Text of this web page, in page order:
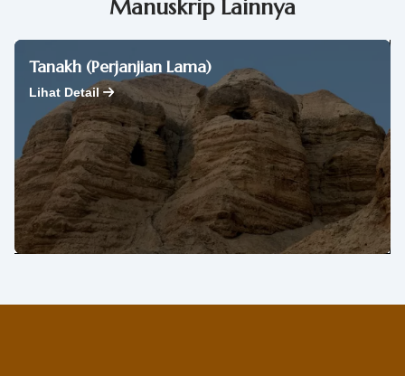
Manuskrip Lainnya
Tanakh (Perjanjian Lama)
Lihat Detail